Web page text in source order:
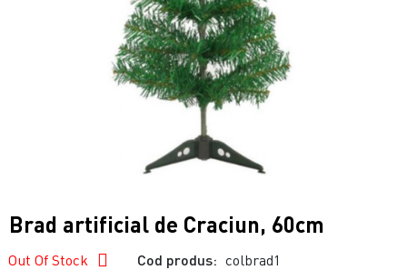
Brad artificial de Craciun, 60cm
Out Of Stock Cod produs: colbrad1